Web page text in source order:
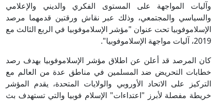
وآليات المواجهة على المستوى الفكري والديني والإعلامي
والسياسي والمجتمعي، وذلك عبر نقاش ورقتين قدمهما مرصد
الإسلاموفوبيا تحت عنوان "مؤشر الإسلاموفوبيا في الربع الثالث مع
2019، آليات مواجهة الإسلاموفوبيا".
كان المرصد قد أعلن عن اطلاق مؤشر الإسلاموفوبيا بهدف رصد
خطابات التحريض ضد المسلمين في مناطق عدة من العالم مع
التركيز على الاتحاد الأوروبي والولايات المتحدة، يقدم المؤشر
خريطة مفصلة لأبرز "اعتداءات" الإسلام فوبيا والتي تستهدف بث